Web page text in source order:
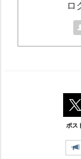
ロ
ポス